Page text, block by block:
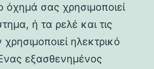
όχημά σας χρησιμοποιεί
ή τα ρελέ και τις
ηλεκτρικό
εξασθενημένος